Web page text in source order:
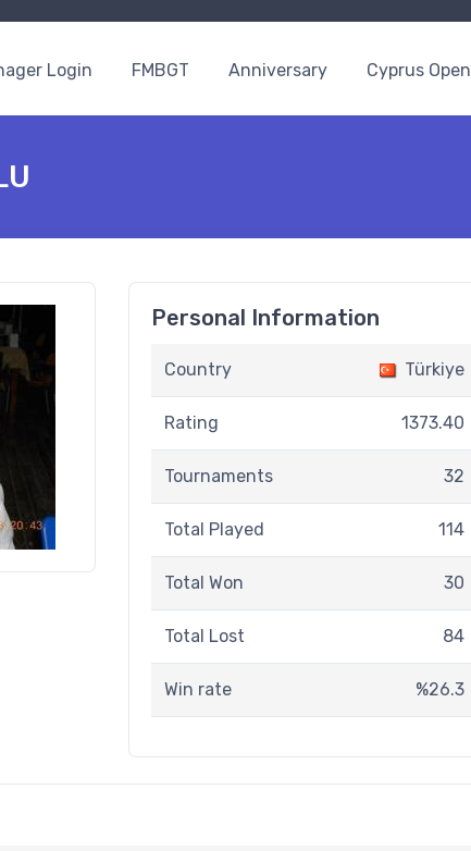
Login FMBGT Anniversary Cyprus Open
Personal Information
Country Türkiye
Rating 1373.40
Tournaments 32
Total Played 114
Total Won 30
Total Lost 84
Win rate %26.3